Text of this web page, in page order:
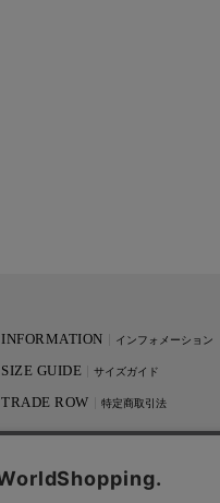
INFORMATION インフォメーション
SIZE GUIDE サイズガイド
TRADE ROW 特定商取引法